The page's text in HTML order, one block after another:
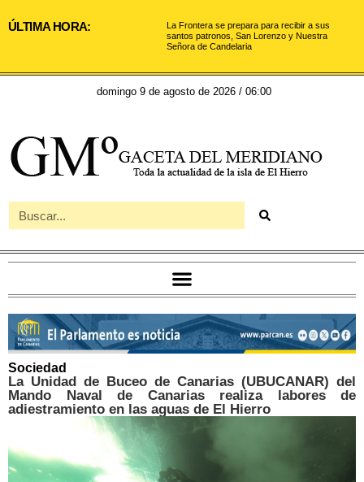
ÚLTIMA HORA:
La Frontera se prepara para recibir a sus
santos patronos, San Lorenzo y Nuestra
Señora de Candelaria
domingo 9 de agosto de 2026 / 06:00
Sociedad
La Unidad de Buceo de Canarias (UBUCANAR) del
Mando Naval de Canarias realiza labores de
adiestramiento en las aguas de El Hierro